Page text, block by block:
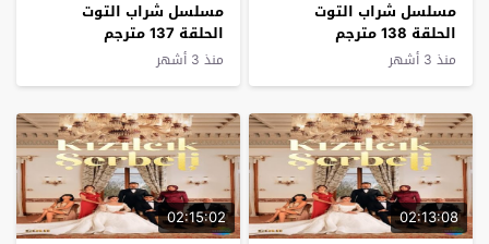
مسلسل شراب التوت
الحلقة 138 مترجم
منذ 3 أشهر
مسلسل شراب التوت
الحلقة 137 مترجم
منذ 3 أشهر
02:13:08
02:15:02